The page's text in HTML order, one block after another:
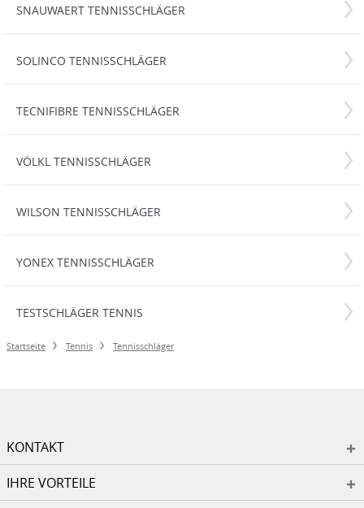
SNAUWAERT TENNISSCHLÄGER
SOLINCO TENNISSCHLÄGER
TECNIFIBRE TENNISSCHLÄGER
VÖLKL TENNISSCHLÄGER
WILSON TENNISSCHLÄGER
YONEX TENNISSCHLÄGER
TESTSCHLÄGER TENNIS
Startseite Tennis Tennisschläger
KONTAKT
IHRE VORTEILE